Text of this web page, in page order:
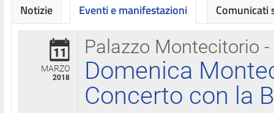
Notizie Eventi e manifestazioni
Palazzo Montecitorio
11
MARZO
2018
Domenica
Concerto con la
Comunicati